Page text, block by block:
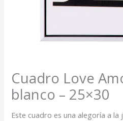
Cuadro Love
blanco – 25×30
Este cuadro es una alegoría a la